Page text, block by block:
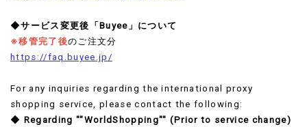
◆サービス変更後「Buyee」について
※移管完了後のご注文分
https://faq.buyee.jp/
For any inquiries regarding the international proxy
shopping service, please contact the following:
◆ Regarding ""WorldShopping"" (Prior to service change)